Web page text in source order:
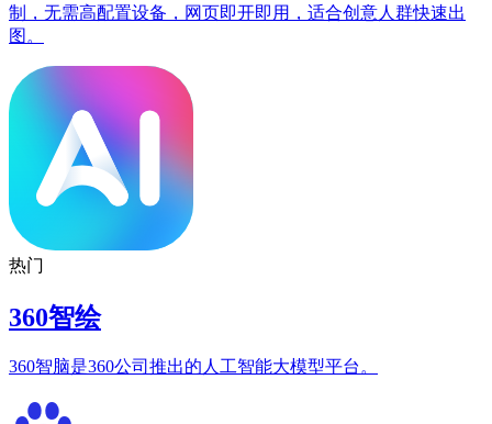
制，无需高配置设备，网页即开即用，适合创意人群快速出
图。
热门
360智绘
360智脑是360公司推出的人工智能大模型平台。